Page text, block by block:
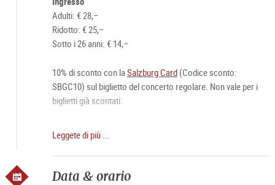
Adulti: € 28,–
Ridotto: € 25,–
Sotto i 26 anni: € 14,–
10% di sconto con laSalzburg Card(Codice sconto:
SBGC10) sul biglietto del concerto regolare. Non vale per i
biglietti già scontati.
Biglietto online raccomandato:
https://shop.domquartier.at/de/veranstaltungen/konzert-
mozart
A causa del numero limitato di partecipanti
Leggete di più ...
Data & orario